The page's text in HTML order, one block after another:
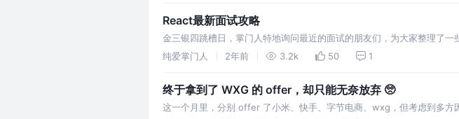
React最新面试攻略
金三银四跳槽日，掌门人特地询问最近的面试的朋友们，为大家整理了
补漏
纯爱掌门人 2年前 3.2k 50 1
终于拿到了 WXG 的 offer，却只能无奈放弃 🥺
这一个月里，分别 offer 了小米、快手、字节电商、wxg，但考虑到多